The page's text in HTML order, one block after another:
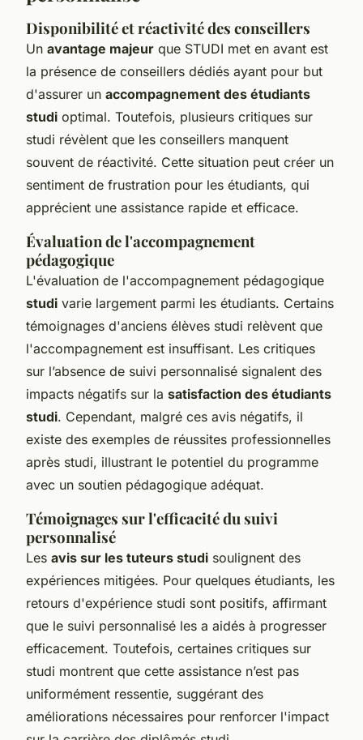
Disponibilité et réactivité des conseillers
Un avantage majeur que STUDI met en avant est
la présence de conseillers dédiés ayant pour but
d'assurer un accompagnement des étudiants
studi optimal. Toutefois, plusieurs critiques sur
studi révèlent que les conseillers manquent
souvent de réactivité. Cette situation peut créer un
sentiment de frustration pour les étudiants, qui
apprécient une assistance rapide et efficace.
Évaluation de l'accompagnement
pédagogique
L'évaluation de l'accompagnement pédagogique
studi varie largement parmi les étudiants. Certains
témoignages d'anciens élèves studi relèvent que
l'accompagnement est insuffisant. Les critiques
sur l’absence de suivi personnalisé signalent des
impacts négatifs sur la satisfaction des étudiants
studi. Cependant, malgré ces avis négatifs, il
existe des exemples de réussites professionnelles
après studi, illustrant le potentiel du programme
avec un soutien pédagogique adéquat.
Témoignages sur l'efficacité du suivi
personnalisé
Les avis sur les tuteurs studi soulignent des
expériences mitigées. Pour quelques étudiants, les
retours d'expérience studi sont positifs, affirmant
que le suivi personnalisé les a aidés à progresser
efficacement. Toutefois, certaines critiques sur
studi montrent que cette assistance n’est pas
uniformément ressentie, suggérant des
améliorations nécessaires pour renforcer l'impact